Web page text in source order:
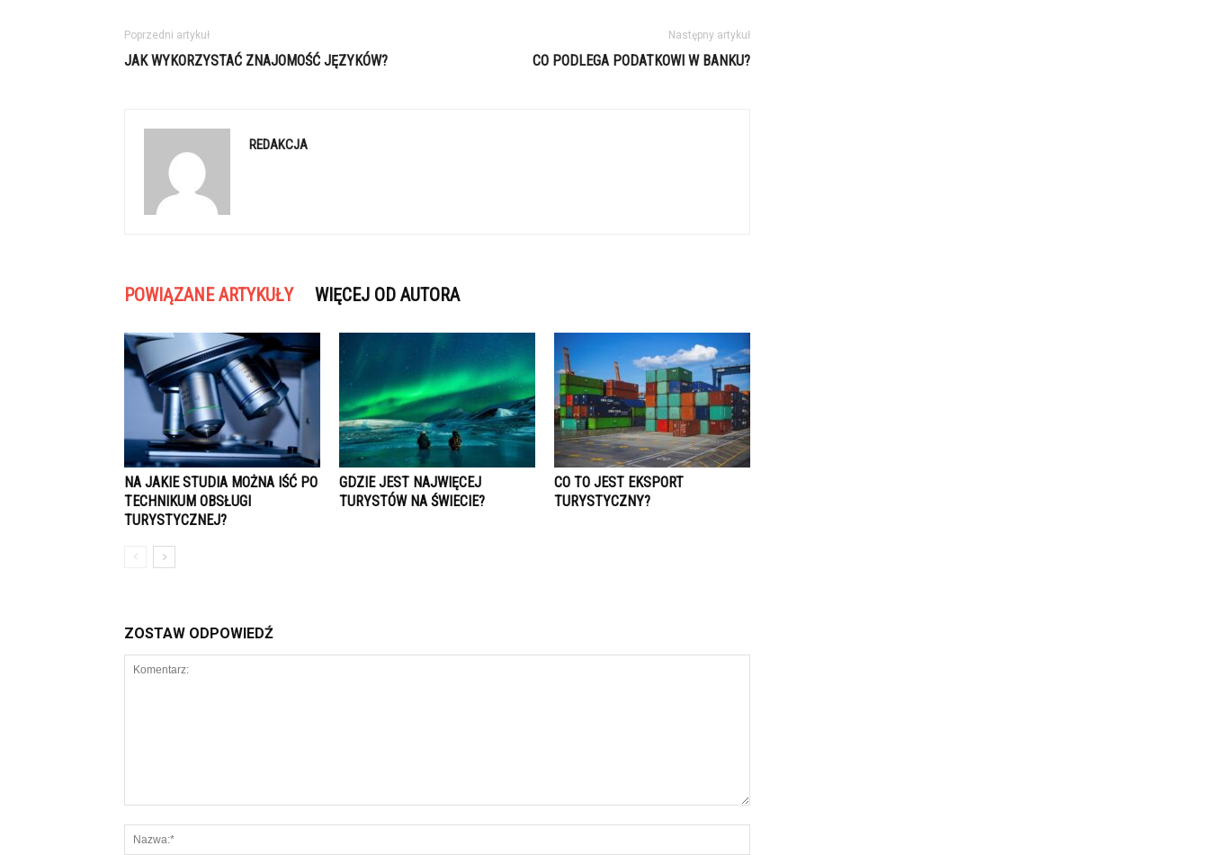
Poprzedni artykuł
JAK WYKORZYSTAĆ ZNAJOMOŚĆ JĘZYKÓW?
Następny artykuł
CO PODLEGA PODATKOWI W BANKU?
REDAKCJA
POWIĄZANE ARTYKUŁY WIĘCEJ OD AUTORA
NA JAKIE STUDIA MOŻNA IŚĆ PO
TECHNIKUM OBSŁUGI
TURYSTYCZNEJ?
GDZIE JEST NAJWIĘCEJ
TURYSTÓW NA ŚWIECIE?
CO TO JEST EKSPORT
TURYSTYCZNY?
ZOSTAW ODPOWIEDŹ